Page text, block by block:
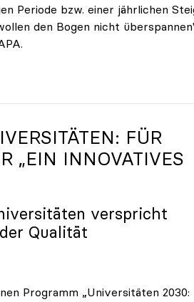
Periode bzw. einer jährlichen
den Bogen nicht
FÜR
„EIN INNOVATIVES
verspricht
Qualität
Programm „Universitäten 2030: